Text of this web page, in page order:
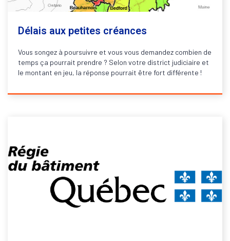
Délais aux petites créances
Vous songez à poursuivre et vous vous demandez combien de
temps ça pourrait prendre ? Selon votre district judiciaire et
le montant en jeu, la réponse pourrait être fort différente !